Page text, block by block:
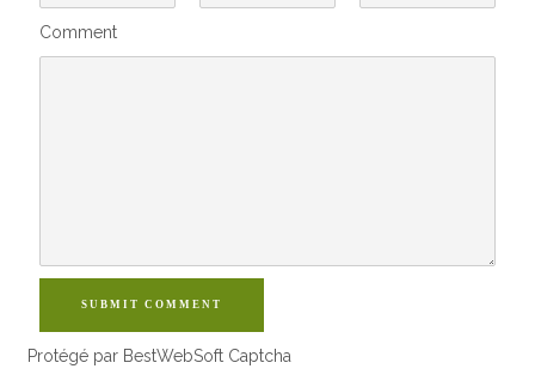
Comment
SUBMIT COMMENT
Protégé par BestWebSoft Captcha